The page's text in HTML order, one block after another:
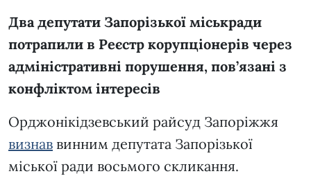
Два депутати Запорізької міськради
потрапили в Реєстр корупціонерів через
адміністративні порушення, пов’язані з
конфліктом інтересів
Орджонікідзевський райсуд Запоріжжя
визнав винним депутата Запорізької
міської ради восьмого скликання.